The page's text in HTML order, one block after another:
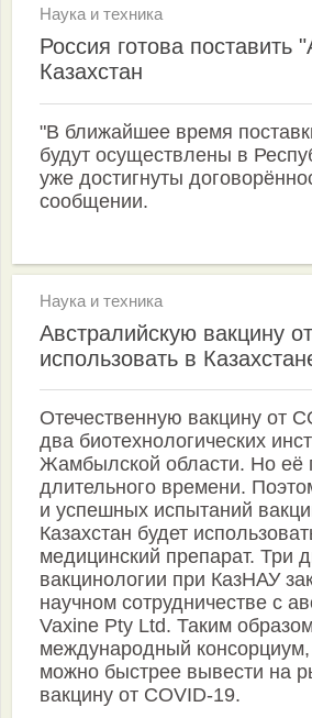
Наука и техника
Россия готова поставить
Казахстан
"В ближайшее время
будут осуществлены в
уже достигнуты
сообщении.
Наука и техника
Австралийскую вакцину
использовать в
Отечественную вакцину от
два биотехнологических
Жамбылской области. Но её
длительного времени.
и успешных испытаний
Казахстан будет
медицинский препарат. Три
вакцинологии при КазНАУ
научном сотрудничестве с
Vaxine Pty Ltd. Таким
международный консорциум,
можно быстрее вывести на
вакцину от COVID-19.